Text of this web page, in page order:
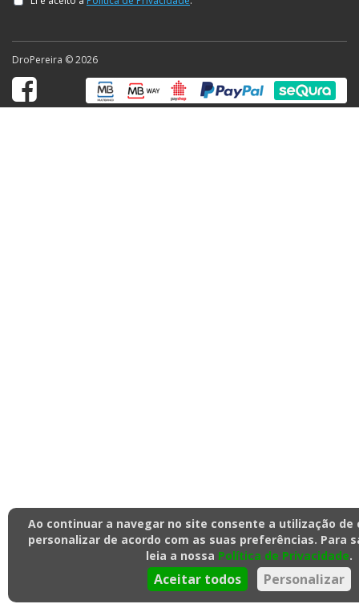
Ao continuar a navegar no site consente a utilização de
personalizar de acordo com as suas preferências. Para
leia a nossa Política de Privacidade.
Aceitar todos Personalizar
DroPereira © 2026